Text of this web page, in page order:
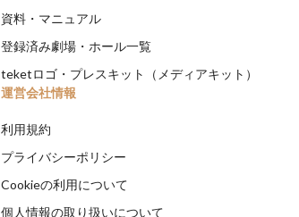
資料・マニュアル
登録済み劇場・ホール一覧
teketロゴ・プレスキット（メディアキット）
運営会社情報
利用規約
プライバシーポリシー
Cookieの利用について
個人情報の取り扱いについて